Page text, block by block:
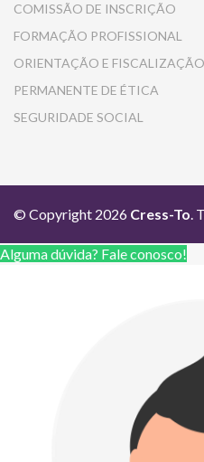
COMISSÃO DE INSCRIÇÃO
FORMAÇÃO PROFISSIONAL
ORIENTAÇÃO E FISCALIZAÇÃO
PERMANENTE DE ÉTICA
SEGURIDADE SOCIAL
© Copyright 2026 Cress-To.
Alguma dúvida? Fale conosco!